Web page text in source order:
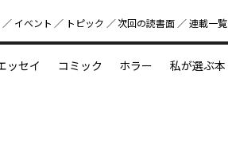
イベント トピック 次回の読書⾯ 連載一覧
ッセイ コミック ホラー 私が選ぶ本